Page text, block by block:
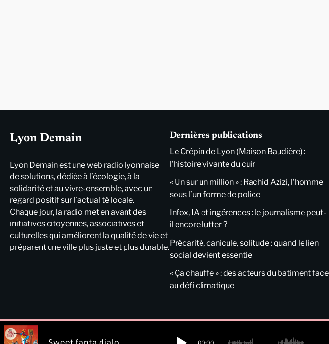
Lyon Demain
Lyon Demain est une web radio lyonnaise
de solutions, dédiée à l’écologie, à la
solidarité et au vivre-ensemble, avec un
regard positif sur l’actualité locale.
Chaque jour, la radio met en avant des
initiatives citoyennes, associatives et
culturelles qui améliorent la qualité de vie et
préparent une ville plus juste et plus durable.
Dernières publications
Le Crépin de Lyon (Maison Baudière) :
l’histoire vivante du cuir
« Un sur un million » : Rachid Azizi, l’homme
sous l’uniforme de police
Infox, IA et ingérences : le journalisme peut-
il encore lutter ?
Précarité, canicule, solitude : quand le lien
social devient essentiel
« Ça chauffe » : des acteurs du batiment face
au défi climatique
00:00